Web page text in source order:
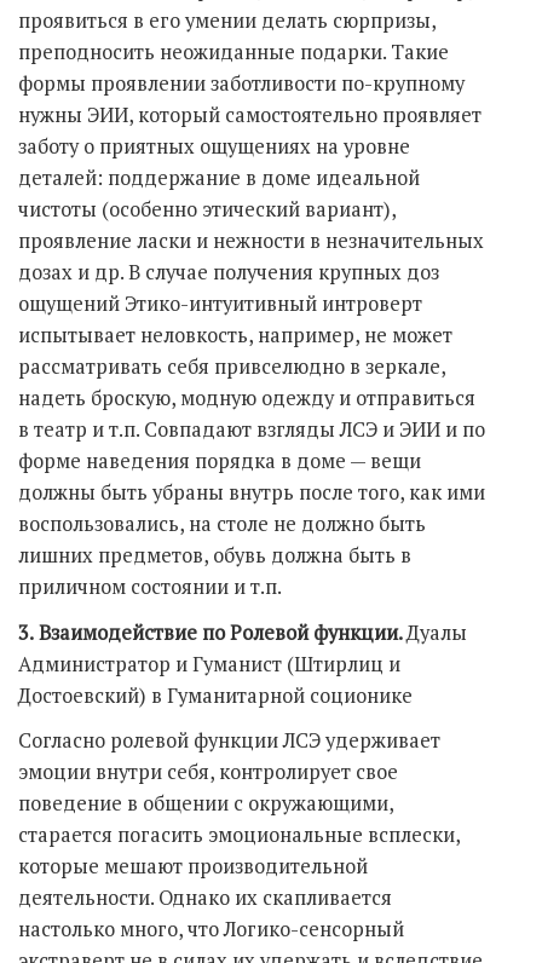
проявиться в его умении делать сюрпризы,
преподносить неожиданные подарки. Такие
формы проявлении заботливости по-крупному
нужны ЭИИ, который самостоятельно проявляет
заботу о приятных ощущениях на уровне
деталей: поддержание в доме идеальной
чистоты (особенно этический вариант),
проявление ласки и нежности в незначительных
дозах и др. В случае получения крупных доз
ощущений Этико-интуитивный интроверт
испытывает неловкость, например, не может
рассматривать себя привселюдно в зеркале,
надеть броскую, модную одежду и отправиться
в театр и т.п. Совпадают взгляды ЛСЭ и ЭИИ и по
форме наведения порядка в доме — вещи
должны быть убраны внутрь после того, как ими
воспользовались, на столе не должно быть
лишних предметов, обувь должна быть в
приличном состоянии и т.п.
3.Взаимодействие по Ролевой функции.Дуалы
Администратор и Гуманист (Штирлиц и
Достоевский) в Гуманитарной соционике
Согласно ролевой функции ЛСЭ удерживает
эмоции внутри себя, контролирует свое
поведение в общении с окружающими,
старается погасить эмоциональные всплески,
которые мешают производительной
деятельности. Однако их скапливается
настолько много, что Логико-сенсорный